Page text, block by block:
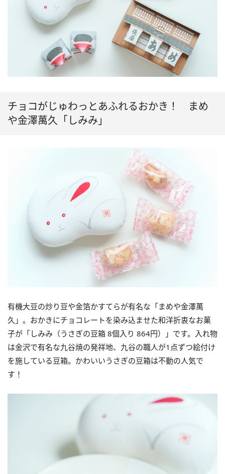
チョコがじゅわっとあふれるおかき！ まめ
や金澤萬久「しみみ」
有機大豆の炒り豆や金箔かすてらが有名な「まめや金澤萬
久」。おかきにチョコレートを染み込ませた和洋折衷なお菓
子が「しみみ（うさぎの豆箱 8個入り 864円）」です。入れ物
は金沢で有名な九谷焼の発祥地、九谷の職人が1点ずつ絵付け
を施している豆箱。かわいいうさぎの豆箱は不動の人気で
す！